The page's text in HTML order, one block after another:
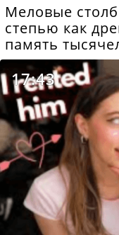
Меловые
степью как
память
17:43